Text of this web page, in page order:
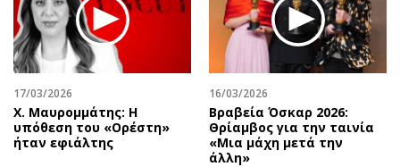
17/03/2026
Χ. Μαυρομμάτης: Η
υπόθεση του «Ορέστη»
ήταν εφιάλτης
16/03/2026
Βραβεία Όσκαρ 2026:
Θρίαμβος για την ταινία
«Μια μάχη μετά την
άλλη»